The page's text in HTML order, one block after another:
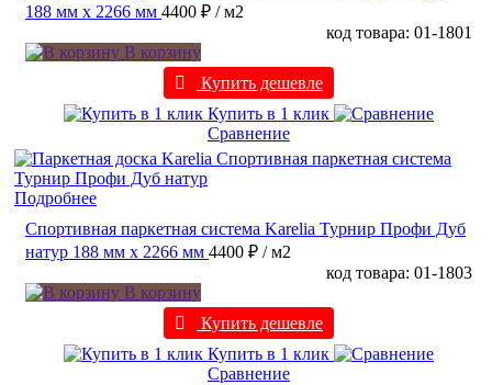
188 мм х 2266 мм 4400 ₽ / м2
код товара: 01-1801
В корзину
Купить дешевле
Купить в 1 клик
Сравнение
Подробнее
Спортивная паркетная система Karelia Турнир Профи Дуб
натур 188 мм х 2266 мм 4400 ₽ / м2
код товара: 01-1803
В корзину
Купить дешевле
Купить в 1 клик
Сравнение